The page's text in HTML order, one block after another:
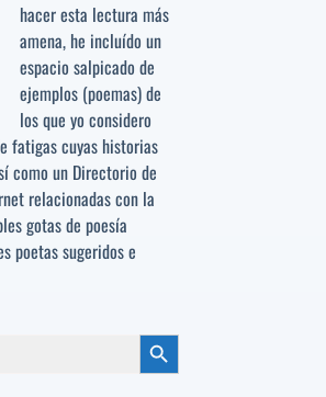
hacer esta lectura más
amena, he incluído un
espacio salpicado de
ejemplos (poemas) de
los que yo considero
fatigas cuyas historias
como un Directorio de
relacionadas con la
gotas de poesía
poetas sugeridose
Botón de búsqueda